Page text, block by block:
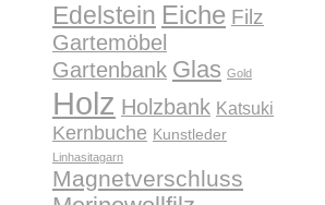
Edelstein Eiche Filz
Gartemöbel
Gartenbank Glas Gold
Holz Holzbank Katsuki
Kernbuche Kunstleder
Linhasitagarn
Magnetverschluss